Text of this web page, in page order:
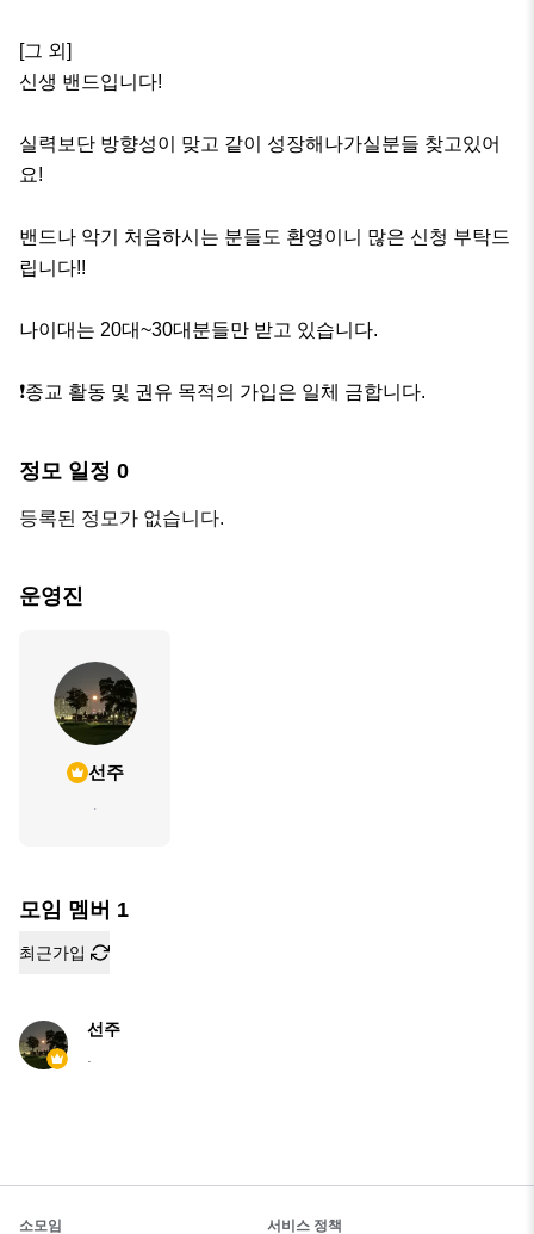
[그 외]
신생 밴드입니다!
실력보단 방향성이 맞고 같이 성장해나가실분들 찾고있어
요!
밴드나 악기 처음하시는 분들도 환영이니 많은 신청 부탁드
립니다!!
나이대는 20대~30대분들만 받고 있습니다.
❗종교 활동 및 권유 목적의 가입은 일체 금합니다.
정모 일정 0
등록된 정모가 없습니다.
운영진
선주
.
모임 멤버 1
최근가입
선주
소모임 서비스 정책